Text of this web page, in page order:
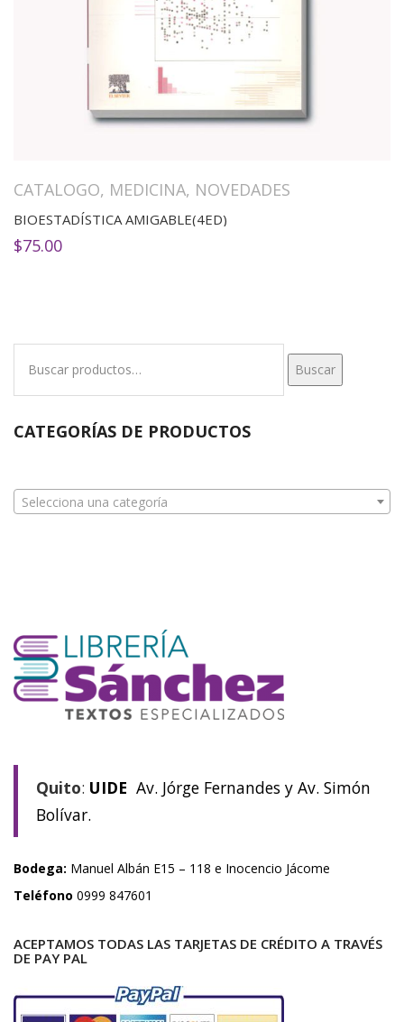
CATALOGO, MEDICINA, NOVEDADES
BIOESTADÍSTICA AMIGABLE(4ED)
$75.00
Buscar
CATEGORÍAS DE PRODUCTOS
Selecciona una categoría
Quito: UIDE Av. Jórge Fernandes y Av. Simón
Bolívar.
Bodega: Manuel Albán E15 – 118 e Inocencio Jácome
Teléfono 0999 847601
ACEPTAMOS TODAS LAS TARJETAS DE CRÉDITO A TRAVÉS
DE PAY PAL